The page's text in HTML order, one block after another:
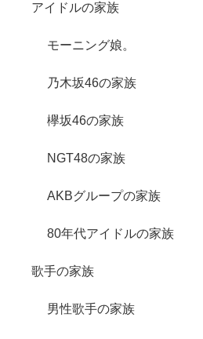
アイドルの家族
モーニング娘。
乃木坂46の家族
欅坂46の家族
NGT48の家族
AKBグループの家族
80年代アイドルの家族
歌手の家族
男性歌手の家族